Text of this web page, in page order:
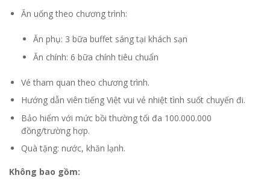
Ăn uống theo chương trình:
Ăn phụ: 3 bữa buffet sáng tại khách sạn
Ăn chính: 6 bữa chính tiêu chuẩn
Vé tham quan theo chương trình.
Hướng dẫn viên tiếng Việt vui vẻ nhiệt tình suốt chuyến đi.
Bảo hiểm với mức bồi thường tối đa 100.000.000
đồng/trường hợp.
Quà tặng: nước, khăn lạnh.
Không bao gồm: